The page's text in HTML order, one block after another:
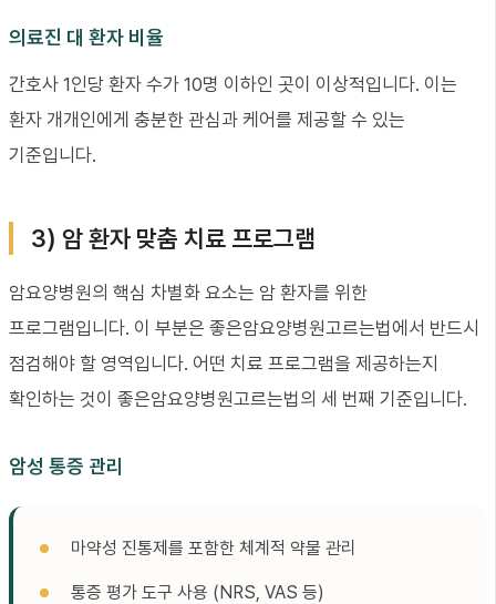
의료진 대 환자 비율
간호사 1인당 환자 수가 10명 이하인 곳이 이상적입니다. 이는
환자 개개인에게 충분한 관심과 케어를 제공할 수 있는
기준입니다.
3) 암 환자 맞춤 치료 프로그램
암요양병원의 핵심 차별화 요소는 암 환자를 위한
프로그램입니다. 이 부분은 좋은암요양병원고르는법에서 반드시
점검해야 할 영역입니다. 어떤 치료 프로그램을 제공하는지
확인하는 것이 좋은암요양병원고르는법의 세 번째 기준입니다.
암성 통증 관리
마약성 진통제를 포함한 체계적 약물 관리
통증 평가 도구 사용 (NRS, VAS 등)